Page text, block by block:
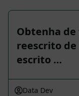
Obtenha
reescrito de
escrito …
Data Dev